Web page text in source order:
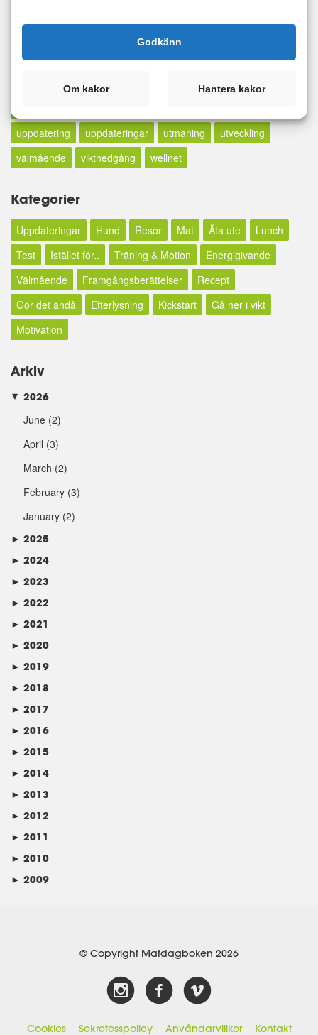
motivation
nyår nyttigt paleo pasta
pizza
promenad resor
restaurang
uppdatering
uppdateringar utmaning
utveckling
välmående
viktnedgång wellnet
Kategorier
Uppdateringar Hund Resor Mat Äta ute
Lunch
Test
Istället för.. Träning & Motion
Energigivande
Välmående
Framgångsberättelser
Recept
Gör det ändå
Efterlysning Kickstart
Gå ner i vikt
Motivation
Arkiv
► 2026
June (2)
April (3)
March (2)
February (3)
January (2)
► 2025
► 2024
► 2023
► 2022
► 2021
► 2020
► 2019
► 2018
► 2017
► 2016
► 2015
► 2014
► 2013
► 2012
► 2011
► 2010
► 2009
© Copyright Matdagboken 2026
Cookies Sekretesspolicy Användarvillkor Kontakt
Godkänn
Om kakor Hantera kakor